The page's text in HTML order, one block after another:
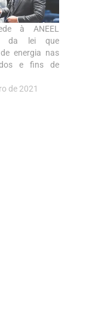
à ANEEL
da lei que
energia nas
e fins de
de 2021